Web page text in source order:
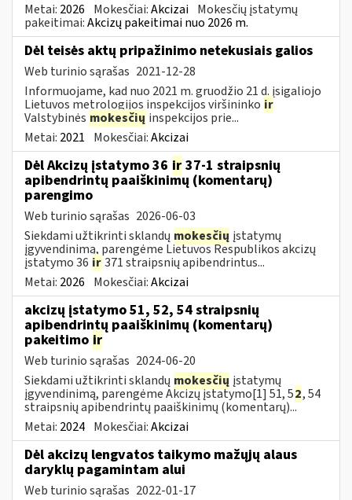
Metai: 2026 Mokesčiai:Akcizai Mokesčių įstatymų
pakeitimai:Akcizų pakeitimai nuo 2026 m.
Dėl teisės aktų pripažinimo netekusiais galios
Web turinio sąrašas 2021-12-28
Informuojame, kad nuo 2021 m. gruodžio 21 d. įsigaliojo
Lietuvos metrologijos inspekcijos viršininko ir
Valstybinės mokesčių inspekcijos prie...
Metai: 2021 Mokesčiai:Akcizai
Dėl Akcizų įstatymo 36 ir 37-1 straipsnių
apibendrintų paaiškinimų (komentarų)
parengimo
Web turinio sąrašas 2026-06-03
Siekdami užtikrinti sklandų mokesčių įstatymų
įgyvendinimą, parengėme Lietuvos Respublikos akcizų
įstatymo 36 ir371 straipsnių apibendrintus...
Metai: 2026 Mokesčiai:Akcizai
akcizų įstatymo 51, 52, 54 straipsnių
apibendrintų paaiškinimų (komentarų)
pakeitimo ir
Web turinio sąrašas 2024-06-20
Siekdami užtikrinti sklandų mokesčių įstatymų
įgyvendinimą, parengėme Akcizų įstatymo[1] 51, 52, 54
straipsnių apibendrintų paaiškinimų (komentarų)...
Metai: 2024 Mokesčiai:Akcizai
Dėl akcizų lengvatos taikymo mažųjų alaus
daryklų pagamintam alui
Web turinio sąrašas 2022-01-17